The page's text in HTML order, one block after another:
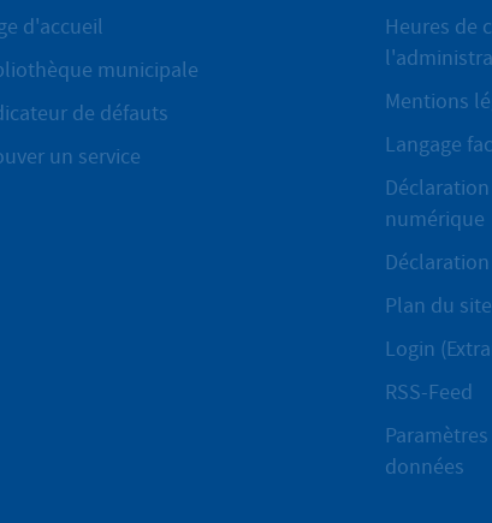
d'accueil
municipale
de défauts
un service
Heures de
Mentions
Langage
numérique
Plan du site
Login
RSS-Feed
données